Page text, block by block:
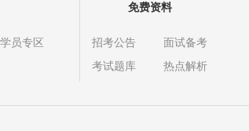
员专区
免费资料
招考公告
面试备考
考试题库
热点解析